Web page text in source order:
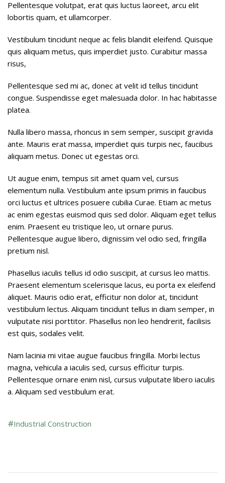
Pellentesque volutpat, erat quis luctus laoreet, arcu elit
lobortis quam, et ullamcorper.
Vestibulum tincidunt neque ac felis blandit eleifend. Quisque
quis aliquam metus, quis imperdiet justo. Curabitur massa
risus,
Pellentesque sed mi ac, donec at velit id tellus tincidunt
congue. Suspendisse eget malesuada dolor. In hac habitasse
platea.
Nulla libero massa, rhoncus in sem semper, suscipit gravida
ante. Mauris erat massa, imperdiet quis turpis nec, faucibus
aliquam metus. Donec ut egestas orci.
Ut augue enim, tempus sit amet quam vel, cursus
elementum nulla. Vestibulum ante ipsum primis in faucibus
orci luctus et ultrices posuere cubilia Curae. Etiam ac metus
ac enim egestas euismod quis sed dolor. Aliquam eget tellus
enim. Praesent eu tristique leo, ut ornare purus.
Pellentesque augue libero, dignissim vel odio sed, fringilla
pretium nisl.
Phasellus iaculis tellus id odio suscipit, at cursus leo mattis.
Praesent elementum scelerisque lacus, eu porta ex eleifend
aliquet. Mauris odio erat, efficitur non dolor at, tincidunt
vestibulum lectus. Aliquam tincidunt tellus in diam semper, in
vulputate nisi porttitor. Phasellus non leo hendrerit, facilisis
est quis, sodales velit.
Nam lacinia mi vitae augue faucibus fringilla. Morbi lectus
magna, vehicula a iaculis sed, cursus efficitur turpis.
Pellentesque ornare enim nisl, cursus vulputate libero iaculis
a. Aliquam sed vestibulum erat.
Industrial Construction